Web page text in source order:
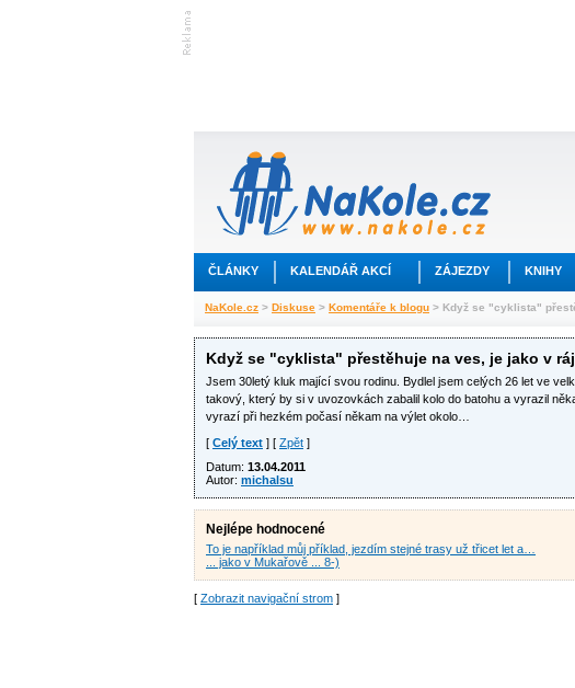
ČLÁNKY KALENDÁŘ AKCÍ ZÁJEZDY KNIHY
NaKole.cz > Diskuse > Komentáře k blogu > Když se "cyklista"
Když se "cyklista" přestěhuje na ves, je jako v
Jsem 30letý kluk mající svou rodinu. Bydlel jsem celých 26 let ve
takový, který by si v uvozovkách zabalil kolo do batohu a vyrazil
vyrazí při hezkém počasí někam na výlet okolo…
[ Celý text ] [ Zpět ]
Datum: 13.04.2011
Autor: michalsu
Nejlépe hodnocené
To je například můj příklad, jezdím stejné trasy už třicet let a…
... jako v Mukařově ... 8-)
[ Zobrazit navigační strom ]